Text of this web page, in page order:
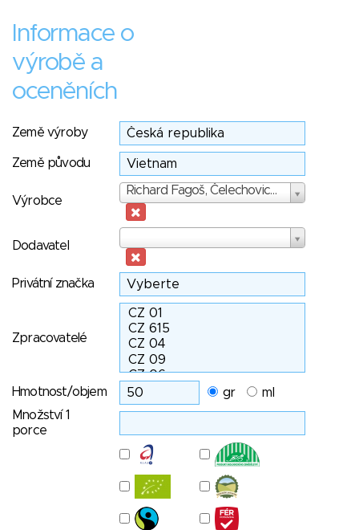
Informace o
výrobě a
oceněních
Země výroby
Země původu
Výrobce
Richard Fagoš, Čelechovice n. H.
Výrobce
Dodavatel
Privátní značka
Zpracovatelé
Hmotnost/objem gr
ml
Množství 1
porce